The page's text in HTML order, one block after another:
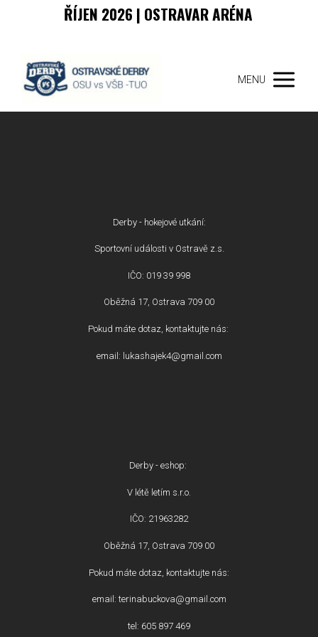
ŘÍJEN 2026 | OSTRAVAR ARÉNA
MENU
Derby - hokejové utkání:
Sportovní události v Ostravě z.s.
IČO: 019 39 998
Oběžná 17, Ostrava 709 00
Pokud máte dotaz, kontaktujte nás:
email: lukashajek4@gmail.com
Derby - eshop:
V létě letím s.r.o.
IČO: 21963282
Oběžná 17, Ostrava 709 00
Pokud máte dotaz, kontaktujte nás:
email: terinabuckova@gmail.com
tel: 605 897 469